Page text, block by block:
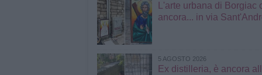
L'arte urbana di Borgiac
ancora... in via
5 AGOSTO 2026
Ex distilleria, è ancora